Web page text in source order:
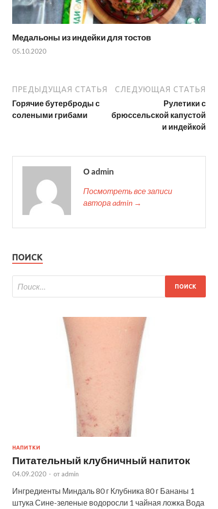
Медальоны из индейки для тостов
05.10.2020
ПРЕДЫДУЩАЯ СТАТЬЯ
Горячие бутерброды с
солеными грибами
СЛЕДУЮЩАЯ СТАТЬЯ
Рулетики с
брюссельской капустой
и индейкой
О admin
Посмотреть все записи
автора admin →
ПОИСК
НАПИТКИ
Питательный клубничный напиток
04.09.2020 - от admin
Ингредиенты Миндаль 80 г Клубника 80 г Бананы 1
штука Сине-зеленые водоросли 1 чайная ложка Вода